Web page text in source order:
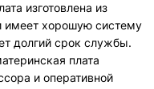
изготовлена из
имеет хорошую систему
долгий срок службы.
плата
и оперативной